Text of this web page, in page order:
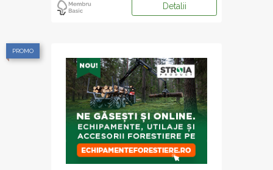
Detalii
PROMO